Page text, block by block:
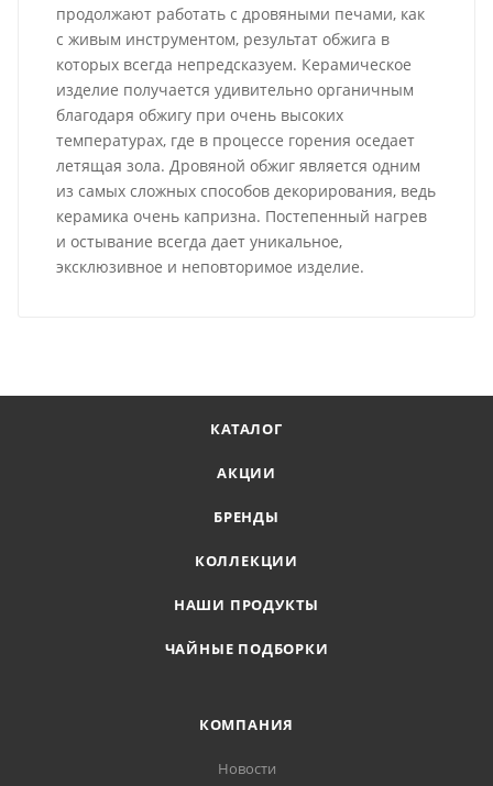
продолжают работать с дровяными печами, как
с живым инструментом, результат обжига в
которых всегда непредсказуем. Керамическое
изделие получается удивительно органичным
благодаря обжигу при очень высоких
температурах, где в процессе горения оседает
летящая зола. Дровяной обжиг является одним
из самых сложных способов декорирования, ведь
керамика очень капризна. Постепенный нагрев
и остывание всегда дает уникальное,
эксклюзивное и неповторимое изделие.
КАТАЛОГ
АКЦИИ
БРЕНДЫ
КОЛЛЕКЦИИ
НАШИ ПРОДУКТЫ
ЧАЙНЫЕ ПОДБОРКИ
КОМПАНИЯ
Новости